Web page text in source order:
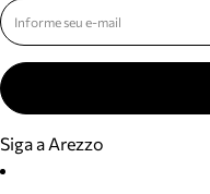
Siga a Arezzo